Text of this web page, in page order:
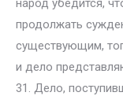
народ убедится,
продолжать
существующим,
и дело
31. Дело,